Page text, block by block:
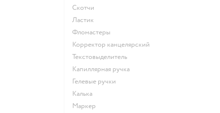
Скотчи
Ластик
Фломастеры
Корректор канцелярский
Текстовыделитель
Капиллярная ручка
Гелевые ручки
Калька
Маркер